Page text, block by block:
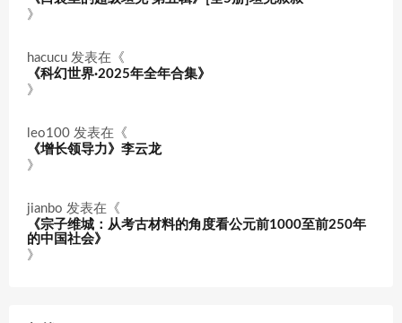
》
hacucu 发表在《
《科幻世界·2025年全年合集》
》
leo100 发表在《
《增长领导力》李云龙
》
jianbo 发表在《
《宗子维城：从考古材料的角度看公元前1000至前250年
的中国社会》
》